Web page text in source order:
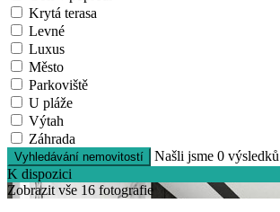
Krytá terasa
Levné
Luxus
Město
Parkoviště
U pláže
Výtah
Záhrada
Vyhledávání nemovitostí Našli jsme0 výsledků
K dispozici
Zobrazit vše 16 fotografie